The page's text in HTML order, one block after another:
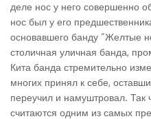
деле нос у него совершенно
нос был у его
основавшего банду “Желтые
столичная уличная банда,
Кита банда стремительно
многих принял к себе,
переучил и намуштровал. Так
считаются одним из самых